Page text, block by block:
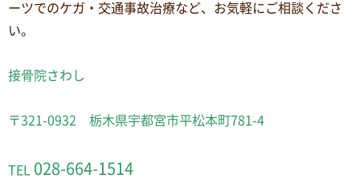
ーツでのケガ・交通事故治療など、お気軽にご相談くださ
い。
接骨院さわし
〒321-0932 栃木県宇都宮市平松本町781-4
TEL 028-664-1514